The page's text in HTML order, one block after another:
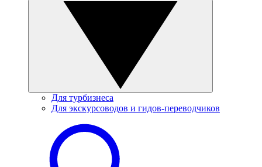
Для турбизнеса
Для экскурсоводов и гидов-переводчиков